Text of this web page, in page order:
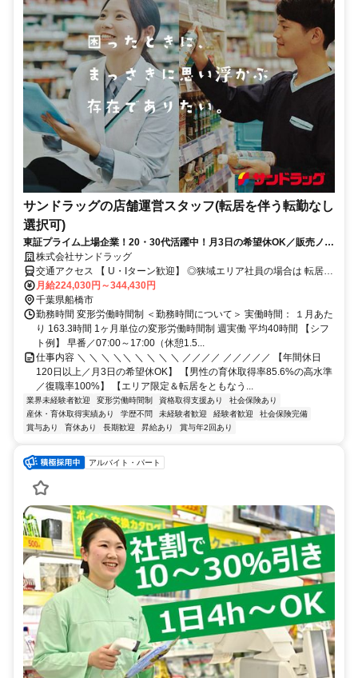
サンドラッグの店舗運営スタッフ(転居を伴う転勤なし
選択可)
東証プライム上場企業！20・30代活躍中！月3日の希望休OK／販売ノル
マなし／年収例32歳SV816万円／販促企画～商品管理など店舗運営がメ
インの仕事
株式会社サンドラッグ
交通アクセス 【 U・Iターン歓迎】 ◎狭域エリア社員の場合は 転居を
伴う転勤はありません。 ◎マイカー通勤OK
月給224,030円～344,430円
千葉県船橋市
勤務時間 変形労働時間制 ＜勤務時間について＞ 実働時間： １月あた
り 163.3時間 1ヶ月単位の変形労働時間制 週実働 平均40時間 【シフ
ト例】 早番／07:00～17:00（休憩1.5...
仕事内容 ＼ ＼ ＼ ＼＼ ＼ ＼ ＼ ＼ ／／／／ ／／／／／ 【年間休日
120日以上／月3日の希望休OK】 【男性の育休取得率85.6%の高水準
／復職率100%】 【エリア限定＆転居をともなう...
業界未経験者歓迎 変形労働時間制 資格取得支援あり
社会保険あり
産休・育休取得実績あり
学歴不問 未経験者歓迎 経験者歓迎
社会保険完備
賞与あり
育休あり 長期歓迎 昇給あり 賞与年2回あり
アルバイト・パート